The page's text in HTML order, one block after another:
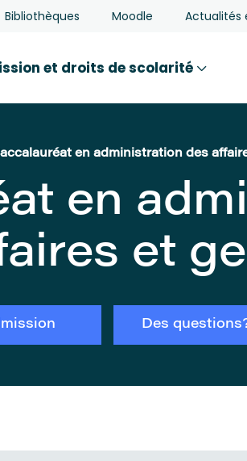
Bibliothèques Moodle Actualités
et droits de scolarité
en administration des
en
et
Des